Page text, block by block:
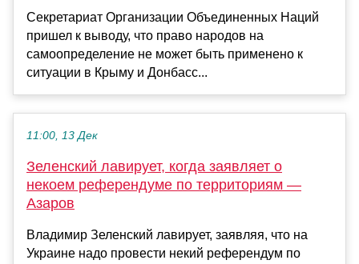
Секретариат Организации Объединенных Наций
пришел к выводу, что право народов на
самоопределение не может быть применено к
ситуации в Крыму и Донбасс...
11:00, 13 Дек
Зеленский лавирует, когда заявляет о
некоем референдуме по территориям —
Азаров
Владимир Зеленский лавирует, заявляя, что на
Украине надо провести некий референдум по